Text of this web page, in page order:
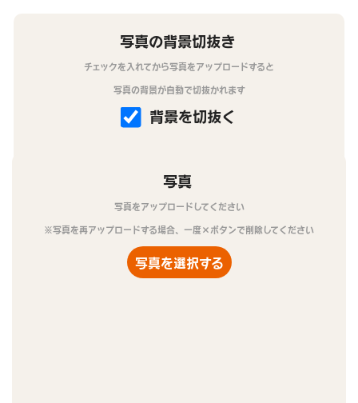
写真の背景切抜き
チェックを入れてから写真をアップロードすると
写真の背景が自動で切抜かれます
背景を切抜く
写真
写真をアップロードしてください
※写真を再アップロードする場合、一度×ボタンで削除してください
写真を選択する